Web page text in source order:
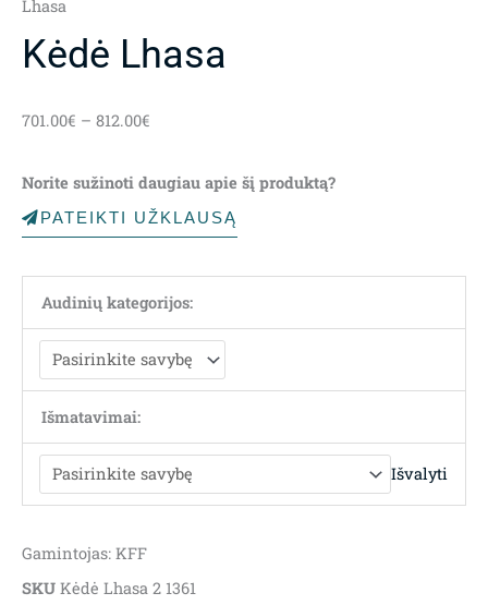
Lhasa
Kėdė Lhasa
701.00€ – 812.00€
through
812.00€
Norite sužinoti daugiau apie šį produktą?
PATEIKTI UŽKLAUSĄ
Audinių kategorijos:
Išmatavimai:
Išvalyti
Gamintojas: KFF
SKU Kėdė Lhasa 2 1361